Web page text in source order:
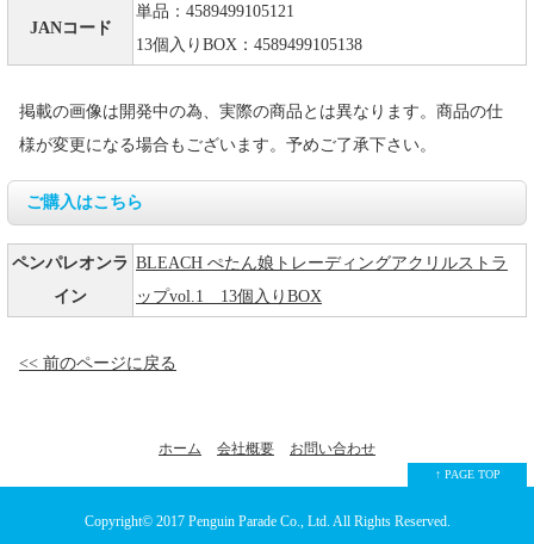
JANコード
単品：4589499105121
13個入りBOX：4589499105138
掲載の画像は開発中の為、実際の商品とは異なります。商品の仕
様が変更になる場合もございます。予めご了承下さい。
ご購入はこちら
ペンパレオンラ
イン
BLEACH ぺたん娘トレーディングアクリルストラ
ップvol.1 13個入りBOX
<< 前のページに戻る
ホーム 会社概要 お問い合わせ
↑ PAGE TOP
Copyright© 2017 Penguin Parade Co., Ltd. All Rights Reserved.